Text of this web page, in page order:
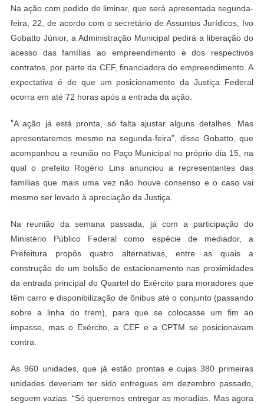
Federal
Por
Costa
Na ação com pedido de liminar, que será apresentada segunda-
feira, 22, de acordo com o secretário de Assuntos Jurídicos, Ivo
Gobatto Júnior, a Administração Municipal pedirá a liberação do
acesso das famílias ao empreendimento e dos respectivos
contratos, por parte da CEF, financiadora do empreendimento. A
expectativa é de que um posicionamento da Justiça Federal
ocorra em até 72 horas após a entrada da ação.
“A ação já está pronta, só falta ajustar alguns detalhes. Mas
apresentaremos mesmo na segunda-feira”, disse Gobatto, que
acompanhou a reunião no Paço Municipal no próprio dia 15, na
qual o prefeito Rogério Lins anunciou a representantes das
famílias que mais uma vez não houve consenso e o caso vai
mesmo ser levado à apreciação da Justiça.
Na reunião da semana passada, já com a participação do
Ministério Público Federal como espécie de mediador, a
Prefeitura propôs quatro alternativas, entre as quais a
construção de um bolsão de estacionamento nas proximidades
da entrada principal do Quartel do Exército para moradores que
têm carro e disponibilização de ônibus até o conjunto (passando
sobre a linha do trem), para que se colocasse um fim ao
impasse, mas o Exército, a CEF e a CPTM se posicionavam
contra.
As 960 unidades, que já estão prontas e cujas 380 primeiras
unidades deveriam ter sido entregues em dezembro passado,
seguem vazias. “Só queremos entregar as moradias. Mas agora